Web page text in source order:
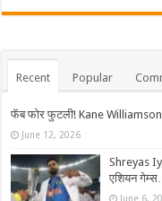
Recent Popular
फॅब फोर फुटली! Kane Williamson
June 12, 2026
Shreyas
एशियन गेम्स…
June 6,